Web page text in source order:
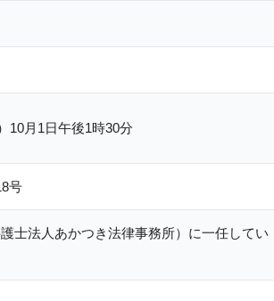
10月1日午後1時30分
号
士法人あかつき法律事務所）に一任してい